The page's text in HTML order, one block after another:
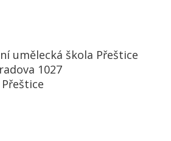
umělecká škola Přeštice
1027